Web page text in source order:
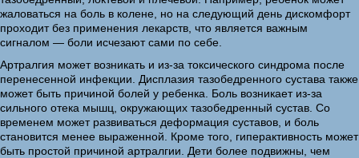
жаловаться на боль в колене, но на следующий день дискомфорт
проходит без применения лекарств, что является важным
сигналом — боли исчезают сами по себе.
Артралгия может возникать и из-за токсического синдрома после
перенесенной инфекции. Дисплазия тазобедренного сустава также
может быть причиной болей у ребенка. Боль возникает из-за
сильного отека мышц, окружающих тазобедренный сустав. Со
временем может развиваться деформация суставов, и боль
становится менее выраженной. Кроме того, гиперактивность может
быть простой причиной артралгии. Дети более подвижны, чем